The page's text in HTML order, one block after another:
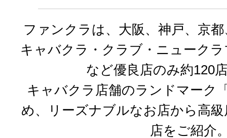
ファンクラは、大阪、神戸、京
キャバクラ・クラブ・ニューク
など優良店のみ約120
キャバクラ店舗のランドマーク
め、リーズナブルなお店から高
店をご紹介